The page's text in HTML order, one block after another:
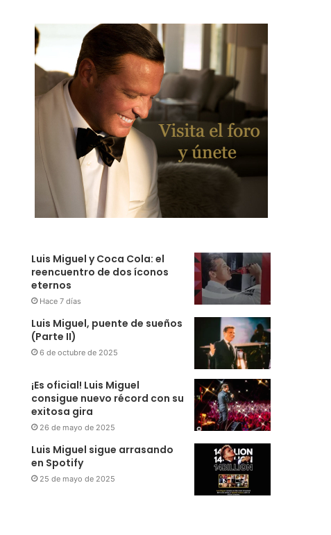
Luis Miguel y Coca Cola: el
reencuentro de dos íconos
eternos
Hace 7 días
Luis Miguel, puente de sueños
(Parte II)
6 de octubre de 2025
¡Es oficial! Luis Miguel
consigue nuevo récord con su
exitosa gira
26 de mayo de 2025
Luis Miguel sigue arrasando
en Spotify
25 de mayo de 2025